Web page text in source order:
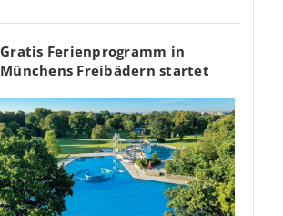
Gratis Ferienprogramm in
Münchens Freibädern startet